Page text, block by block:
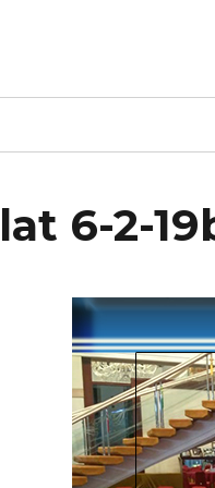
6-2-